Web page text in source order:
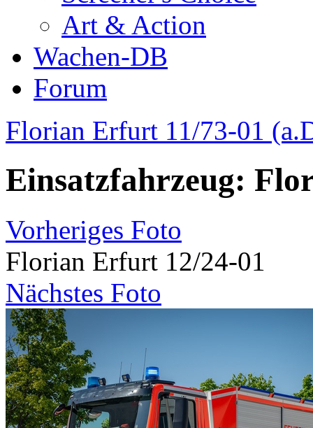
Art & Action
Wachen-DB
Forum
Florian Erfurt 11/73-01
Einsatzfahrzeug:
Vorheriges Foto
Florian Erfurt 12/24-01
Nächstes Foto